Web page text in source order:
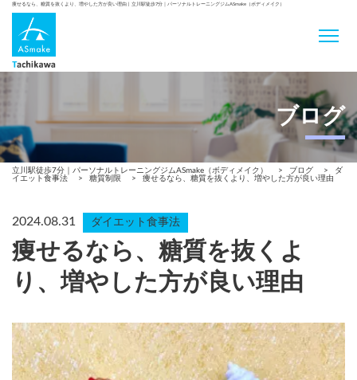
痩せるなら、糖質を抜くより、増やした方が良い理由 | 立川駅徒歩7分｜パーソナルトレーニングジムASmake（ボディメイク）
ブログ
立川駅徒歩7分｜パーソナルトレーニングジムASmake（ボディメイク） > ブログ >
ダ
イエット食事法
> 糖質制限 > 痩せるなら、糖質を抜くより、増やした方が良い理由
2024.08.31 ダイエット食事法
痩せるなら、糖質を抜くよ
り、増やした方が良い理由